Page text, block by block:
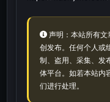
声明：本站所有
创发布。任何个人或
制、盗用、采集、发
体平台。如若本站内
们进行处理。